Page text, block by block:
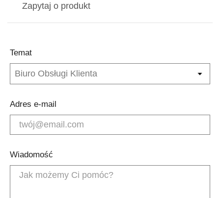
Zapytaj o produkt
Temat
Adres e-mail
Wiadomość